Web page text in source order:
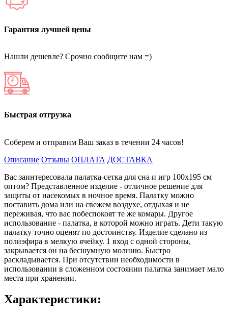
Гарантия лучшей цены
Нашли дешевле? Срочно сообщите нам =)
Быстрая отгрузка
Соберем и отправим Ваш заказ в течении 24 часов!
Описание Отзывы ОПЛАТА ДОСТАВКА
Вас заинтересовала палатка-сетка для сна и игр 100х195 см
оптом? Представленное изделие - отличное решение для
защиты от насекомых в ночное время. Палатку можно
поставить дома или на свежем воздухе, отдыхая и не
переживая, что вас побеспокоят те же комары. Другое
использование - палатка, в которой можно играть. Дети такую
палатку точно оценят по достоинству. Изделие сделано из
полиэфира в мелкую ячейку. 1 вход с одной стороны,
закрывается он на бесшумную молнию. Быстро
раскладывается. При отсутствии необходимости в
использовании в сложенном состоянии палатка занимает мало
места при хранении.
Характеристики: